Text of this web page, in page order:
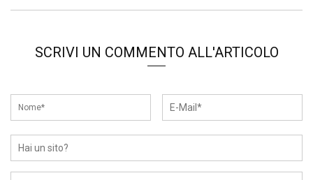
SCRIVI UN COMMENTO ALL'ARTICOLO